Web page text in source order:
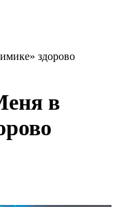
здорово
в